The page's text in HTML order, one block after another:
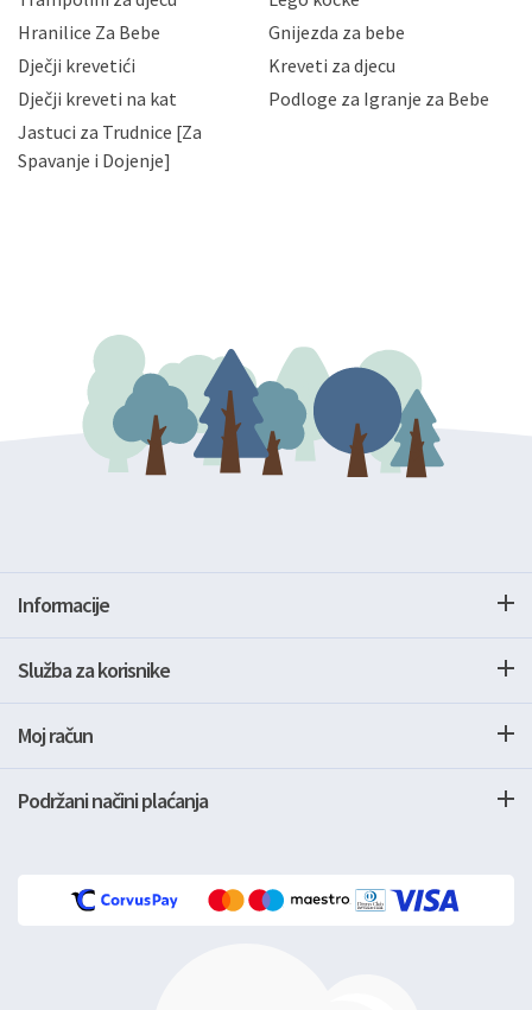
slučajevima koji su dozvoljeni zakonima. Napominjemo
da možete u svako doba, u potpunosti ili djelomice,
zatražiti prestanak aktivnosti obrade Vaših osobnih
podataka. Opoziv privole možete podnijeti poštom na
gore navedenu adresu ili e-mailom na adresu:
Hranilice Za Bebe
Gnijezda za bebe
Dječji krevetići
Kreveti za djecu
Dječji kreveti na kat
Podloge za Igranje za Bebe
Jastuci za Trudnice [Za
Spavanje i Dojenje]
Informacije
Služba za korisnike
Moj račun
Podržani načini plaćanja